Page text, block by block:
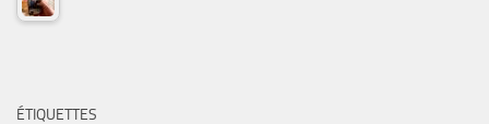
ÉTIQUETTES